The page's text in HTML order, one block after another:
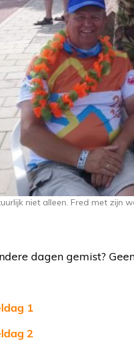
niet alleen. Fred met zijn
dagen gemist?
1
2